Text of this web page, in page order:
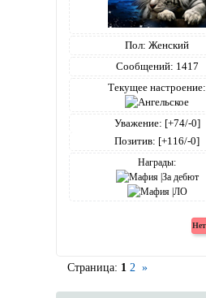
Пол: Женский
Сообщений: 1417
Текущее настроение:
Уважение: [+74/-0]
Позитив: [+116/-0]
Награды:
Страница: 1 2 »